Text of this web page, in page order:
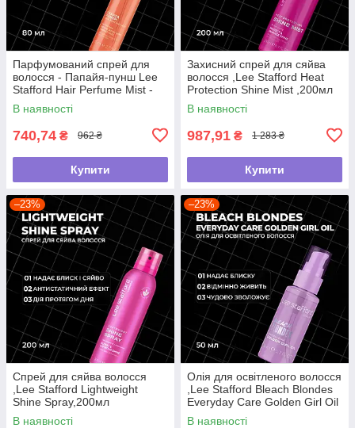
Парфумований спрей для
волосся - Папайя-пунш Lee
Stafford Hair Perfume Mist -
Papaya Punch, 80 мл
В наявності
740,74 ₴ 962 ₴
Купити
Захисний спрей для сяйва
волосся ,Lee Stafford Heat
Protection Shine Mist ,200мл
В наявності
987,91 ₴ 1 283 ₴
Купити
–23%
Спрей для сяйва волосся
,Lee Stafford Lightweight
Shine Spray,200мл
В наявності
–23%
Олія для освітленого волосся
,Lee Stafford Bleach Blondes
Everyday Care Golden Girl Oil
,50мл
В наявності